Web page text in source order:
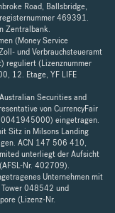
Road, Ballsbridge,
469391.
Zentralbank.
(Money Service
und Verbrauchsteueramt
reguliert (Lizenznummer
12. Etage, YF LIFE
Securities and
von CurrencyFair
eingetragen.
Sitz in Milsons Landing
ACN 147 506 410,
unterliegt der Aufsicht
Nr. 402709).
Unternehmen mit
048542 und
(Lizenz-Nr.